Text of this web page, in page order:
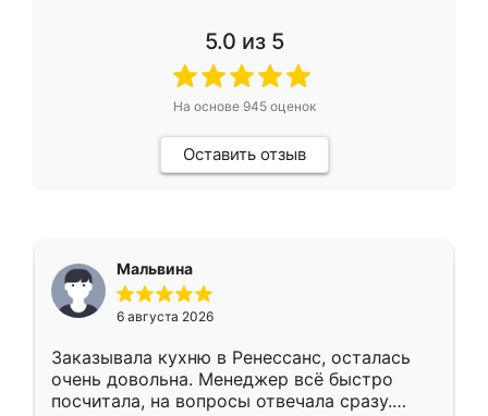
5.0 из 5
На основе 945оценок
Оставить отзыв
Мальвина
6 августа 2026
Заказывала кухню в Ренессанс, осталась
очень довольна. Менеджер всё быстро
посчитала, на вопросы отвечала сразу.